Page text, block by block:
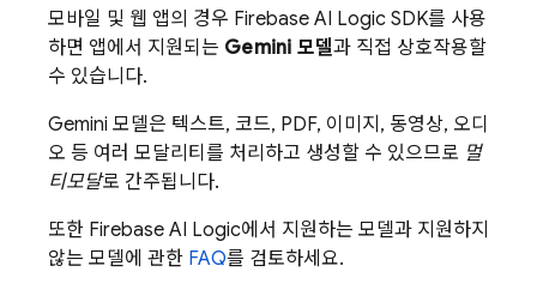
모바일 및 웹 앱의 경우 Firebase AI Logic SDK를 사용
하면 앱에서 지원되는 Gemini 모델과 직접 상호작용할
수 있습니다.
Gemini 모델은 텍스트, 코드, PDF, 이미지, 동영상, 오디
오 등 여러 모달리티를 처리하고 생성할 수 있으므로 멀
티모달로 간주됩니다.
또한 Firebase AI Logic에서 지원하는 모델과 지원하지
않는 모델에 관한 FAQ를 검토하세요.